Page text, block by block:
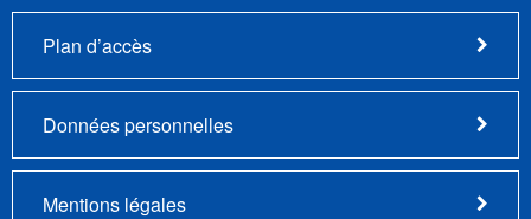
Plan d’accès
Données personnelles
Mentions légales